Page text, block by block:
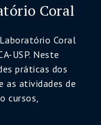
Coral
Coral
USP. Neste
práticas dos
as atividades de
cursos,